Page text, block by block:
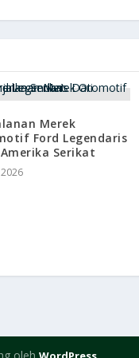
Merek
Ford Legendaris
Serikat